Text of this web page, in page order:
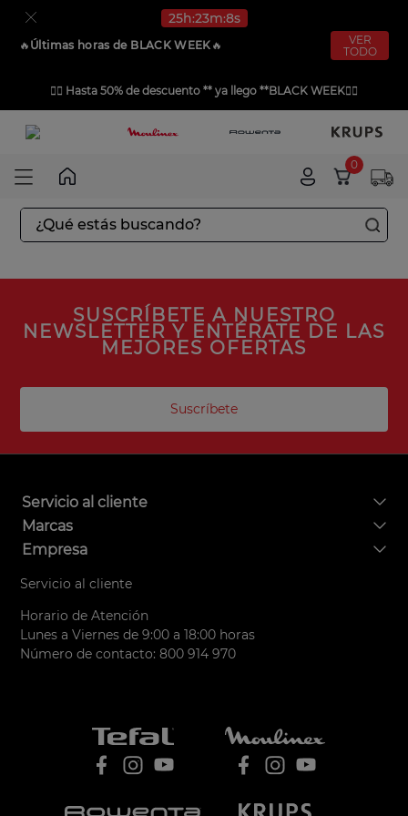
25h 23m 8s
🔥​ Últimas horas de BLACK WEEK 🔥​
VER
TODO
❤️‍🔥 Hasta 50% de descuento ** ya llego **BLACK WEEK❤️‍🔥
0
¿Qué estás buscando?
SUSCRÍBETE A NUESTRO
NEWSLETTER Y ENTÉRATE DE LAS
MEJORES OFERTAS
Suscríbete
Servicio al cliente
Marcas
Empresa
Servicio al cliente
Horario de Atención
Lunes a Viernes de 9:00 a 18:00 horas
Número de contacto: 800 914 970
2.
sarten
ingenio
4.
sartenes
8 .
bateria
9.
sarten ceramica
10
excellence